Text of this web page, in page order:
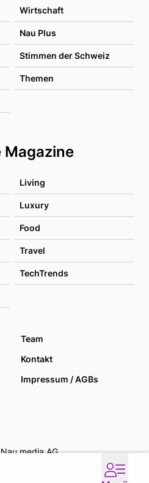
Wirtschaft
Nau Plus
Stimmen der Schweiz
Themen
Magazine
Living
Luxury
Food
Travel
TechTrends
Team
Kontakt
Impressum / AGBs
media AG